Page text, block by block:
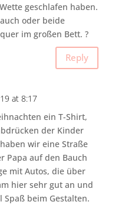
geschlafen haben.
oder beide
im großen Bett. ?
Reply
at 8:17
ein T-Shirt,
der Kinder
wir eine Straße
Papa auf den Bauch
mit Autos, die über
hier sehr gut an und
beim Gestalten.